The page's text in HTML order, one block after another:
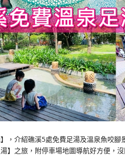
，介紹礁溪5處免費足湯及溫泉魚咬
】之旅，附停車場地圖導航好方便，